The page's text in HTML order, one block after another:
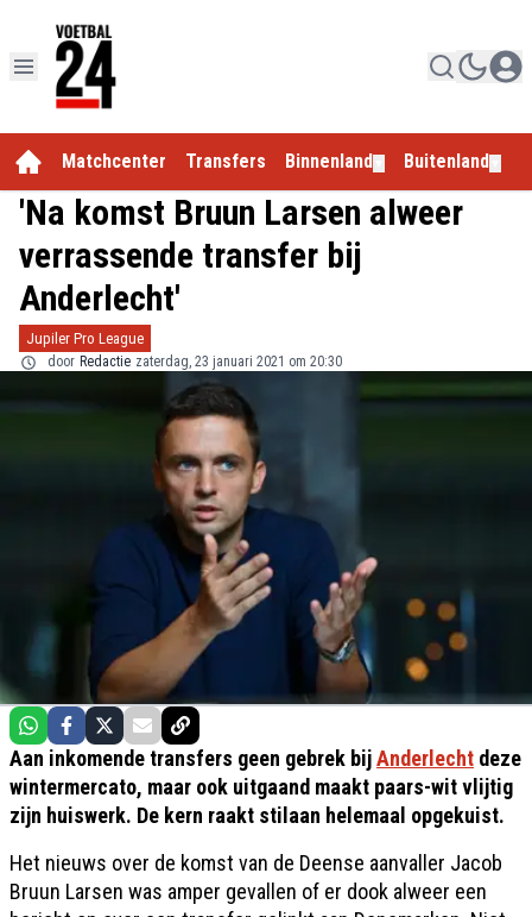
Matchcenter Transfers Binnenland Buitenland
'Na komst Bruun Larsen alweer
verrassende transfer bij
Anderlecht'
Jupiler Pro League
door Redactie zaterdag, 23 januari 2021 om 20:30
Aan inkomende transfers geen gebrek bijAnderlecht deze
wintermercato, maar ook uitgaand maakt paars-wit vlijtig
zijn huiswerk. De kern raakt stilaan helemaal opgekuist.
Het nieuws over de komst van de Deense aanvaller Jacob
Bruun Larsen was amper gevallen of er dook alweer een